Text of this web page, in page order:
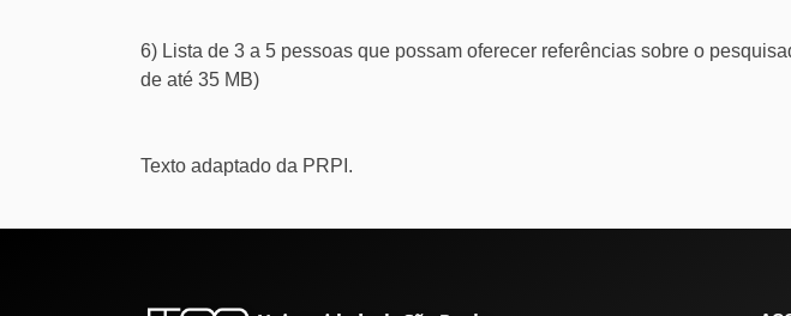
6) Lista de 3 a 5 pessoas que possam oferecer referências sobre o
de até 35 MB)
Texto adaptado da PRPI.